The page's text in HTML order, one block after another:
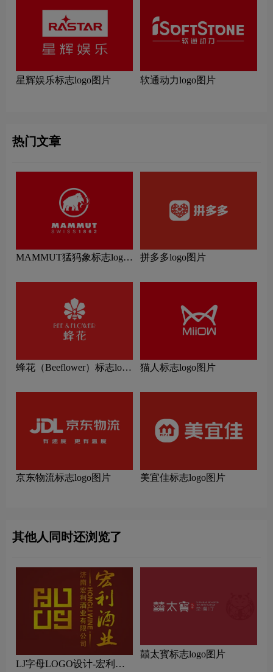
星辉娱乐标志logo图片 软通动力logo图片
热门文章
MAMMUT猛犸象标志logo
拼多多logo图片
蜂花（Beeflower）标志logo
猫人标志logo图片
京东物流标志logo图片 美宜佳标志logo图片
其他人同时还浏览了
LJ字母LOGO设计-宏利酒
囍太寳标志logo图片